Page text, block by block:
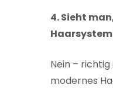
4. Sieht
Nein –
modernes